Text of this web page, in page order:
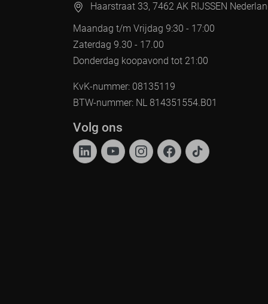
Haarstraat 33, 7462 AK RIJSSEN
Maandag t/m Vrijdag 9:30 - 17:00
Zaterdag 9.30 - 17.00
Donderdag koopavond tot 21:00
KvK-nummer: 08135119
BTW-nummer: NL 814351554.B01
Volg ons